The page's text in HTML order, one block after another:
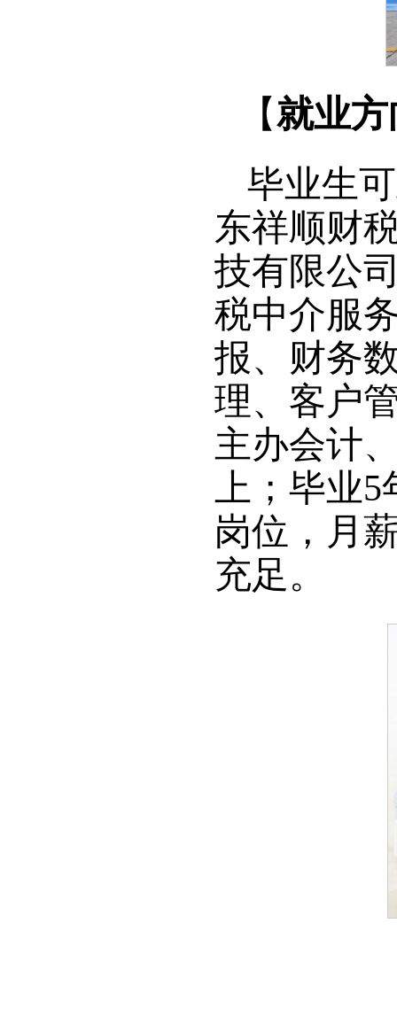
【就业方
毕业生
东祥顺财
技有限公
税中介服
报、财务
理、客户
主办会计
上；毕业
岗位，月
充足。